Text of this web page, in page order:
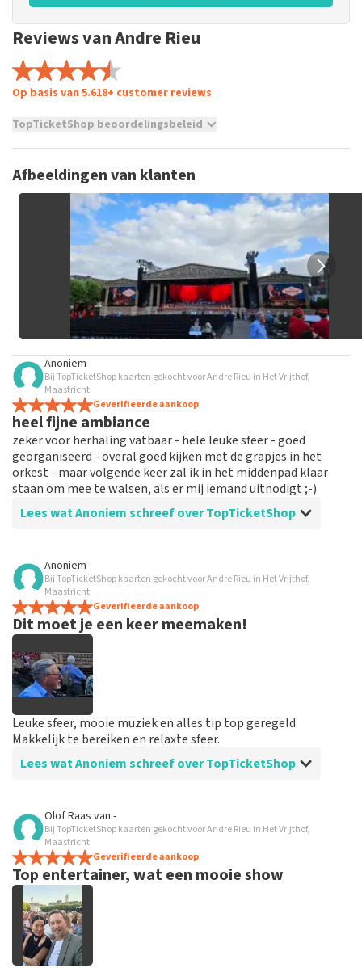
Reviews van Andre Rieu
Op basis van 5.618+ customer reviews
TopTicketShop beoordelingsbeleid
niet mogelijk om een review achter te laten als je geen
tickets hebt aangeschaft bij TopTicketShop. Reviews met
grof taalgebruik en/of onwaarheden worden niet geplaatst.
Het kan enkele weken duren voordat een review wordt
Afbeeldingen van klanten
Anoniem
Bij TopTicketShop kaarten gekocht voor Andre Rieu in Het Vrijthof,
Maastricht
Geverifieerde aankoop
heel fijne ambiance
zeker voor herhaling vatbaar - hele leuke sfeer - goed
georganiseerd - overal goed kijken met de grapjes in het
orkest - maar volgende keer zal ik in het middenpad klaar
staan om mee te walsen, als er mij iemand uitnodigt ;-)
Lees wat Anoniem schreef over TopTicketShop
Beoordeling van Anoniem over
alles in orde
spannend dat je maar zo kort op voorhand de tickets
hebt maar alles was in orde...
Anoniem
Bij TopTicketShop kaarten gekocht voor Andre Rieu in Het Vrijthof,
Maastricht
Geverifieerde aankoop
Dit moet je een keer meemaken!
Leuke sfeer, mooie muziek en alles tip top geregeld.
Makkelijk te bereiken en relaxte sfeer.
Lees wat Anoniem schreef over TopTicketShop
Beoordeling van Anoniem over
Goed en snel geregeld
Binnen een week waren de tickets binnen. Alles keurig
geregeld en goed geïnformeerd vooraf aan het
evenement.
Olof Raas van -
Bij TopTicketShop kaarten gekocht voor Andre Rieu in Het Vrijthof,
Maastricht
Geverifieerde aankoop
Top entertainer, wat een mooie show